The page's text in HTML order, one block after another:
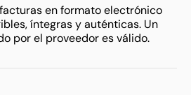
en formato electrónico
íntegras y auténticas. Un
por el proveedor es válido.